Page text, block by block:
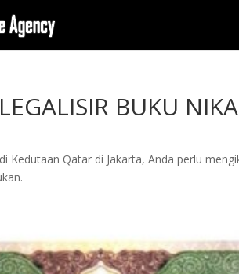
BUKU
Kedutaan Qatar di Jakarta, Anda perlu